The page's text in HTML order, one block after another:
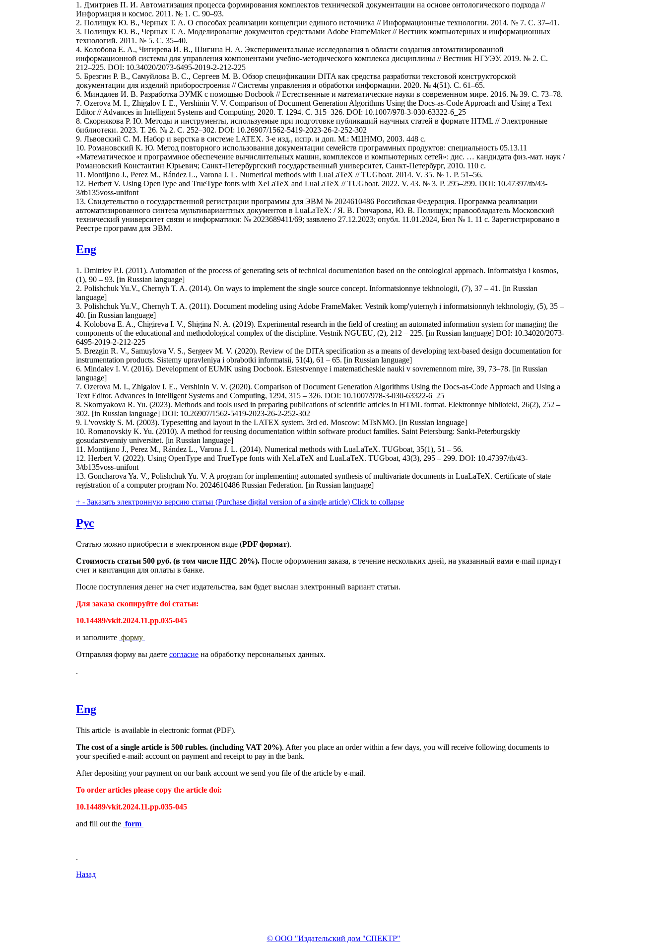
1. Дмитриев П. И. Автоматизация процесса формирования комплектов технической документации на основе онтологического подхода //
Информация и космос. 2011. № 1. С. 90–93.
2. Полищук Ю. В., Черных Т. А. О способах реализации концепции единого источника // Информационные технологии. 2014. № 7. С. 37–41.
3. Полищук Ю. В., Черных Т. А. Моделирование документов средствами Adobe FrameMaker // Вестник компьютерных и информационных
технологий. 2011. № 5. С. 35–40.
4. Колобова Е. А., Чигирева И. В., Шигина Н. А. Экспериментальные исследования в области создания автоматизированной
информационной системы для управления компонентами учебно-методического комплекса дисциплины // Вестник НГУЭУ. 2019. № 2. С.
212–225. DOI: 10.34020/2073-6495-2019-2-212-225
5. Брезгин Р. В., Самуйлова В. С., Сергеев М. В. Обзор спецификации DITA как средства разработки текстовой конструкторской
документации для изделий приборостроения // Системы управления и обработки информации. 2020. № 4(51). С. 61–65.
6. Миндалев И. В. Разработка ЭУМК с помощью Docbook // Естественные и математические науки в современном мире. 2016. № 39. С. 73–78.
7. Ozerova M. I., Zhigalov I. E., Vershinin V. V. Comparison of Document Generation Algorithms Using the Docs-as-Code Approach and Using a Text
Editor // Advances in Intelligent Systems and Computing. 2020. Т. 1294. С. 315–326. DOI: 10.1007/978-3-030-63322-6_25
8. Скорнякова Р. Ю. Методы и инструменты, используемые при подготовке публикаций научных статей в формате HTML // Электронные
библиотеки. 2023. Т. 26. № 2. С. 252–302. DOI: 10.26907/1562-5419-2023-26-2-252-302
9. Львовский С. М. Набор и верстка в системе LATEX. 3-е изд., испр. и доп. М.: МЦНМО, 2003. 448 с.
10. Романовский К. Ю. Метод повторного использования документации семейств программных продуктов: специальность 05.13.11
«Математическое и программное обеспечение вычислительных машин, комплексов и компьютерных сетей»: дис. … кандидата физ.-мат. наук /
Романовский Константин Юрьевич; Санкт-Петербургский государственный университет, Санкт-Петербург, 2010. 110 с.
11. Montijano J., Perez M., Rández L., Varona J. L. Numerical methods with LuaLaTeX // TUGboat. 2014. V. 35. № 1. P. 51–56.
12. Herbert V. Using OpenType and TrueType fonts with XeLaTeX and LuaLaTeX // TUGboat. 2022. V. 43. № 3. P. 295–299. DOI: 10.47397/tb/43-
3/tb135voss-unifont
13. Свидетельство о государственной регистрации программы для ЭВМ № 2024610486 Российская Федерация. Программа реализации
автоматизированного синтеза мультивариантных документов в LuaLaTeX: / Я. В. Гончарова, Ю. В. Полищук; правообладатель Московский
технический университет связи и информатики: № 2023689411/69; заявлено 27.12.2023; опубл. 11.01.2024, Бюл № 1. 11 с. Зарегистрировано в
Реестре программ для ЭВМ.
Eng
1. Dmitriev P.I. (2011). Automation of the process of generating sets of technical documentation based on the ontological approach. Informatsiya i kosmos,
(1), 90 – 93. [in Russian language]
2. Polishchuk Yu.V., Chernyh T. A. (2014). On ways to implement the single source concept. Informatsionnye tekhnologii, (7), 37 – 41. [in Russian
language]
3. Polishchuk Yu.V., Chernyh T. A. (2011). Document modeling using Adobe FrameMaker. Vestnik komp'yuternyh i informatsionnyh tekhnologiy, (5), 35 –
40. [in Russian language]
4. Kolobova E. A., Chigireva I. V., Shigina N. A. (2019). Experimental research in the field of creating an automated information system for managing the
components of the educational and methodological complex of the discipline. Vestnik NGUEU, (2), 212 – 225. [in Russian language] DOI: 10.34020/2073-
6495-2019-2-212-225
5. Brezgin R. V., Samuylova V. S., Sergeev M. V. (2020). Review of the DITA specification as a means of developing text-based design documentation for
instrumentation products. Sistemy upravleniya i obrabotki informatsii, 51(4), 61 – 65. [in Russian language]
6. Mindalev I. V. (2016). Development of EUMK using Docbook. Estestvennye i matematicheskie nauki v sovremennom mire, 39, 73–78. [in Russian
language]
7. Ozerova M. I., Zhigalov I. E., Vershinin V. V. (2020). Comparison of Document Generation Algorithms Using the Docs-as-Code Approach and Using a
Text Editor. Advances in Intelligent Systems and Computing, 1294, 315 – 326. DOI: 10.1007/978-3-030-63322-6_25
8. Skornyakova R. Yu. (2023). Methods and tools used in preparing publications of scientific articles in HTML format. Elektronnye biblioteki, 26(2), 252 –
302. [in Russian language] DOI: 10.26907/1562-5419-2023-26-2-252-302
9. L'vovskiy S. M. (2003). Typesetting and layout in the LATEX system. 3rd ed. Moscow: MTsNMO. [in Russian language]
10. Romanovskiy K. Yu. (2010). A method for reusing documentation within software product families. Saint Petersburg: Sankt-Peterburgskiy
gosudarstvenniy universitet. [in Russian language]
11. Montijano J., Perez M., Rández L., Varona J. L. (2014). Numerical methods with LuaLaTeX. TUGboat, 35(1), 51 – 56.
12. Herbert V. (2022). Using OpenType and TrueType fonts with XeLaTeX and LuaLaTeX. TUGboat, 43(3), 295 – 299. DOI: 10.47397/tb/43-
3/tb135voss-unifont
13. Goncharova Ya. V., Polishchuk Yu. V. A program for implementing automated synthesis of multivariate documents in LuaLaTeX. Certificate of state
registration of a computer program No. 2024610486 Russian Federation. [in Russian language]
+ - Заказать электронную версию статьи (Purchase digital version of a single article) Click to collapse
Рус
Статью можно приобрести в электронном виде (PDF формат).
Стоимость статьи 500 руб. (в том числе НДС 20%). После оформления заказа, в течение нескольких дней, на указанный вами e-mail придут
счет и квитанция для оплаты в банке.
После поступления денег на счет издательства, вам будет выслан электронный вариант статьи.
Для заказа скопируйте doi статьи:
10.14489/vkit.2024.11.pp.035-045
и заполните форму
Отправляя форму вы даете согласие на обработку персональных данных.
.
Eng
This article is available in electronic format (PDF).
The cost of a single article is 500 rubles. (including VAT 20%). After you place an order within a few days, you will receive following documents to
your specified e-mail: account on payment and receipt to pay in the bank.
After depositing your payment on our bank account we send you file of the article by e-mail.
To order articles please copy the article doi:
10.14489/vkit.2024.11.pp.035-045
and fill out the form
.
Назад
© ООО "Издательский дом "СПЕКТР"